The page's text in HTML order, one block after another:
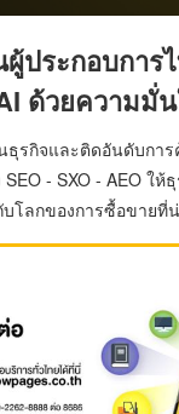
ประกอบการ
ด้วยความมั่
ธุรกิจและติดอันดับกา
- SXO - AEO ให้
โลกของการซื้อขายที่